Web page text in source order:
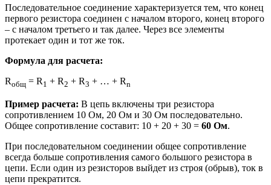
Последовательное соединение характеризуется тем, что конец
первого резистора соединен с началом второго, конец второго
– с началом третьего и так далее. Через все элементы
протекает один и тот же ток.
Формула для расчета:
Rобщ = R 1 + R2 + R3 + … + Rn
Пример расчета: В цепь включены три резистора
сопротивлением 10 Ом, 20 Ом и 30 Ом последовательно.
Общее сопротивление составит: 10 + 20 + 30 = 60 Ом.
При последовательном соединении общее сопротивление
всегда больше сопротивления самого большого резистора в
цепи. Если один из резисторов выйдет из строя (обрыв), ток в
цепи прекратится.